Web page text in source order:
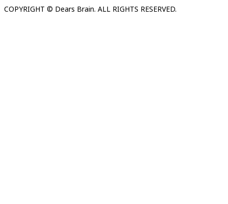
COPYRIGHT © Dears Brain. ALL RIGHTS RESERVED.